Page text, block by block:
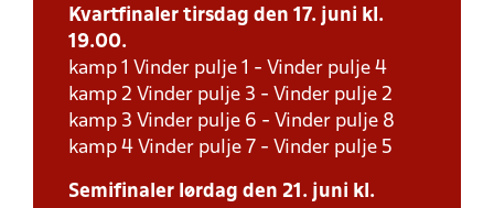
Kvartfinaler tirsdag den 17. juni kl.
19.00.
kamp 1 Vinder pulje 1 - Vinder pulje 4
kamp 2 Vinder pulje 3 - Vinder pulje 2
kamp 3 Vinder pulje 6 - Vinder pulje 8
kamp 4 Vinder pulje 7 - Vinder pulje 5
Semifinaler lørdag den 21. juni kl.